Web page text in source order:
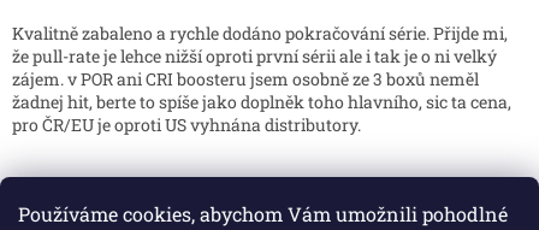
Používáme cookies, abychom Vám umožnili pohodlné
Kvalitně zabaleno a rychle dodáno pokračování série. Přijde mi,
že pull-rate je lehce nižší oproti první sérii ale i tak je o ni velký
zájem. v POR ani CRI boosteru jsem osobně ze 3 boxů neměl
žadnej hit, berte to spíše jako doplněk toho hlavního, sic ta cena,
pro ČR/EU je oproti US vyhnána distributory.